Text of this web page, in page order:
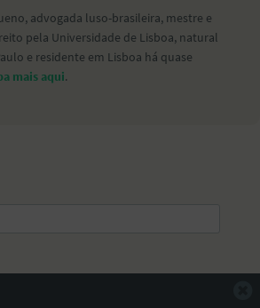
advogada luso-brasileira, mestre e
pela Universidade de Lisboa, natural
e residente em Lisboa há quase
mais aqui.